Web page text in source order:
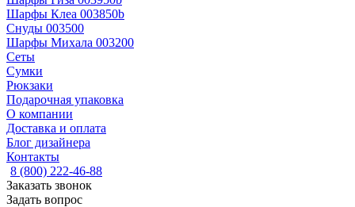
Шарфы Клеа 003850b
Снуды 003500
Шарфы Михала 003200
Сеты
Сумки
Рюкзаки
Подарочная упаковка
О компании
Доставка и оплата
Блог дизайнера
Контакты
8 (800) 222-46-88
Заказать звонок
Задать вопрос